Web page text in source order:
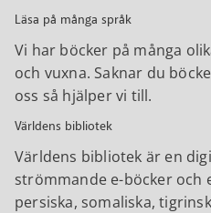
Läsa på många språk
Vi har böcker på många
och vuxna. Saknar du
oss så hjälper vi till.
Världens bibliotek
Världens bibliotek är en
strömmande e-böcker och
persiska, somaliska,